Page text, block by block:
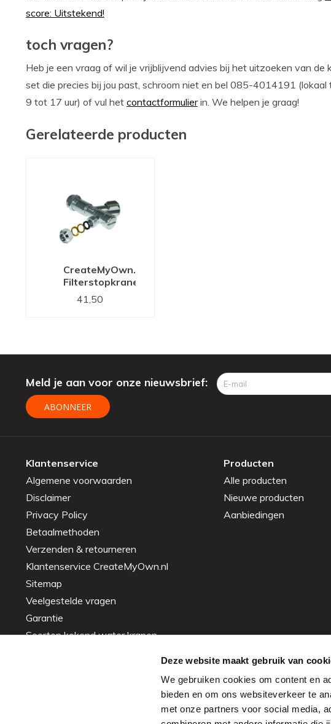
Deze website maakt gebruik van
We gebruiken cookies om content en
bieden en om ons websiteverkeer te
met onze partners voor social media,
score: Uitstekend!
toch vragen?
Heb je een vraag of wil je vrijblijvend advies bij het uitzoeken van de
set die precies bij jou past, schroom niet en bel 085-4014191 (lokaal
9 tot 17 uur) of vul het contactformulierin. We helpen je graag!
Gerelateerde producten
CreateMyOwn.nl
Filterstopkranenset
41,50
Meld je aan voor onze nieuwsbrief:
ABONNEER
Klantenservice
Algemene voorwaarden
Disclaimer
Privacy Policy
Betaalmethoden
Verzenden & retourneren
Klantenservice CreateMyOwn.nl
Sitemap
Veelgestelde vragen
Garantie
Soorten kokend water kranen
Producten
Alle producten
Nieuwe producten
Aanbiedingen